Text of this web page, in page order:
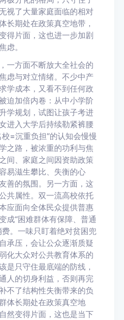
视了大量家庭面临的相对
长期处在政策真空地带，
得片面，这也进一步加剧
虑。
一方面不断放大全社会的
虑与对立情绪。不少中产
学成本，又看不到任何政
迫加倍内卷：从中小学阶
学规划，试图让孩子考进
进入大学后持续勒紧裤腰
=沉重负担”的认知会慢慢
之路，被浓重的功利与焦
间、家庭之间因资助政策
易滋生攀比、失衡的心
善的氛围。 另一方面 ，这
共属性。双一流高校依托
应面向全体民众提供普惠
成“困难群体有保障、普通
。一味只盯着绝对贫困兜
承压，会让公众逐渐质疑
化大众对公共教育体系的
是只守住最底端的防线，
人的切身利益，否则再完
不了结构性失衡带来的负
体长期处在政策真空地
然变得片面，这也是当下